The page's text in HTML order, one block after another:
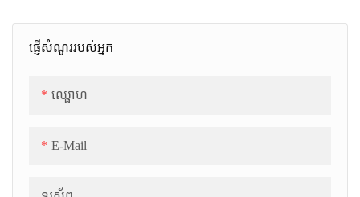
ផ្ញើសំណួររបស់អ្នក
ឈ្ផោហ
E-Mail
ឧបករណ៍ដាក់ស្ករគ្រាប់ពហុបំណង
ប្តូរ។ល។ នេះគឺជាខ្សែសង្វាក់
សម្រាប់ស្ករគ្រាប់ចាហួយ។